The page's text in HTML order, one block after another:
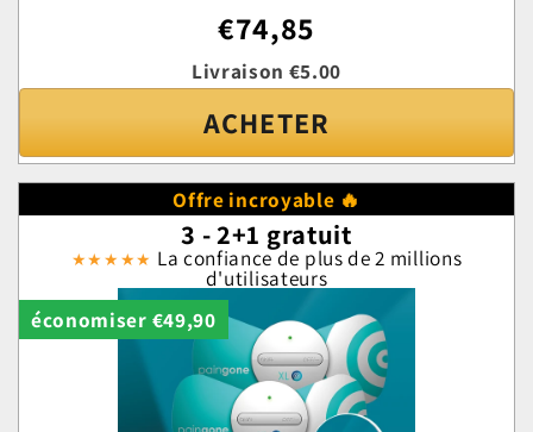
€74,85
Livraison €5.00
ACHETER
Offre incroyable 🔥
3 - 2+1 gratuit
★★★★★ La confiance de plus de 2 millions
d'utilisateurs
économiser €49,90